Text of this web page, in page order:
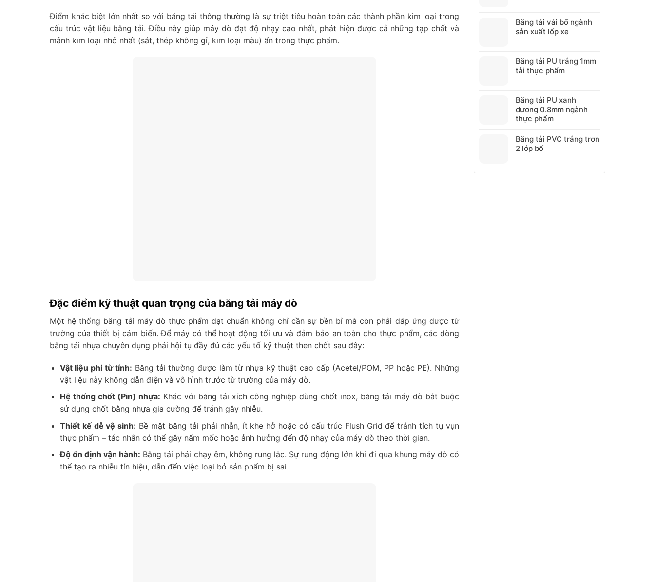
Điểm khác biệt lớn nhất so với băng tải thông thường là sự triệt tiêu hoàn toàn các thành phần kim loại trong
cấu trúc vật liệu băng tải. Điều này giúp máy dò đạt độ nhạy cao nhất, phát hiện được cả những tạp chất và
mảnh kim loại nhỏ nhất (sắt, thép không gỉ, kim loại màu) ẩn trong thực phẩm.
Đặc điểm kỹ thuật quan trọng của băng tải máy dò
Một hệ thống băng tải máy dò thực phẩm đạt chuẩn không chỉ cần sự bền bỉ mà còn phải đáp ứng được từ
trường của thiết bị cảm biến. Để máy có thể hoạt động tối ưu và đảm bảo an toàn cho thực phẩm, các dòng
băng tải nhựa chuyên dụng phải hội tụ đầy đủ các yếu tố kỹ thuật then chốt sau đây:
Vật liệu phi từ tính: Băng tải thường được làm từ nhựa kỹ thuật cao cấp (Acetel/POM, PP hoặc PE). Những
vật liệu này không dẫn điện và vô hình trước từ trường của máy dò.
Hệ thống chốt (Pin) nhựa: Khác với băng tải xích công nghiệp dùng chốt inox, băng tải máy dò bắt buộc
sử dụng chốt bằng nhựa gia cường để tránh gây nhiễu.
Thiết kế dễ vệ sinh: Bề mặt băng tải phải nhẵn, ít khe hở hoặc có cấu trúc Flush Grid để tránh tích tụ vụn
thực phẩm – tác nhân có thể gây nấm mốc hoặc ảnh hưởng đến độ nhạy của máy dò theo thời gian.
Độ ổn định vận hành: Băng tải phải chạy êm, không rung lắc. Sự rung động lớn khi đi qua khung máy dò có
thể tạo ra nhiễu tín hiệu, dẫn đến việc loại bỏ sản phẩm bị sai.
lựa
chọn
lót
chống
băng
tải
nhựa
nhựa
Băng tải vải bố ngành
sản xuất lốp xe
Băng tải PU trắng 1mm
tải thực phẩm
Băng tải PU xanh
dương 0.8mm ngành
thực phẩm
Băng tải PVC trắng trơn
2 lớp bố